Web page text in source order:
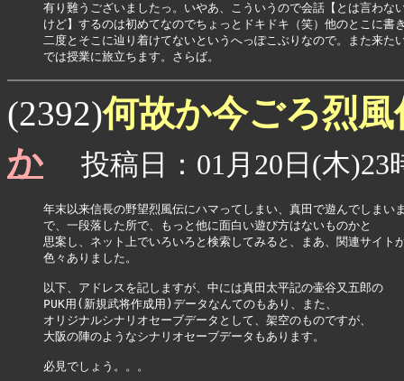
有り難うございましたっ。いやあ、こういうので会話【とは言わな
けど】するのは初めてなのでちょっとドキドキ（笑）他のとこに書
二度とそこに辿り着けてないというへっぽこぶりなので。また来た
では授業に旅立ちます。さらば。
(2392)何故か今ごろ烈
か 投稿日：01月20日(木)23
年末以来信長の野望烈風伝にハマってしまい、真田で遊んでしまい
で、一段落した所で、もっと他に面白い遊び方はないものかと
思案し、ネット上でいろいろと検索してみると、まあ、関連サイト
色々ありました。
以下、アドレスを記しますが、中には真田太平記の壷谷又五郎の
PUK用(新規武将作成用)データなんてのもあり、また、
オリジナルシナリオセーブデータとして、架空のものですが、
大阪の陣のようなシナリオセーブデータもあります。
必見でしょう。。。